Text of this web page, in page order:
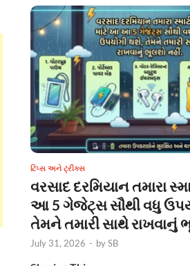
ટિપ્સ અને ટ્રીક્સ
વરસાદ દરમિયાન તમારા
આ 5 ગેજેટ્સ સૌથી વધુ
તેમને તમારી સાથે રાખવાનું
July 31, 2026 - bySB